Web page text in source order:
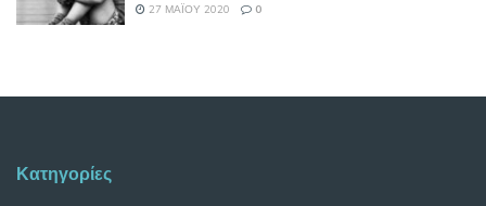
27 ΜΑΪ́ΟΥ 2020 0
Κατηγορίες